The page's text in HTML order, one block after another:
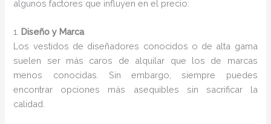
algunos factores que influyen en el precio:
1. Diseño y Marca
Los vestidos de diseñadores conocidos o de alta gama
suelen ser más caros de alquilar que los de marcas
menos conocidas. Sin embargo, siempre puedes
encontrar opciones más asequibles sin sacrificar la
calidad.